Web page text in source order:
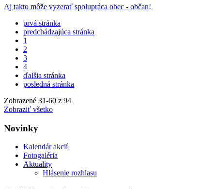
Aj takto môže vyzerať spolupráca obec - občan!
prvá stránka
predchádzajúca stránka
1
2
3
4
ďalšia stránka
posledná stránka
Zobrazené 31-60 z 94
Zobraziť všetko
Novinky
Kalendár akcií
Fotogaléria
Aktuality
Hlásenie rozhlasu